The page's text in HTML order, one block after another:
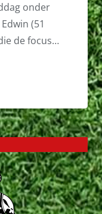
onder
(51
de focus…